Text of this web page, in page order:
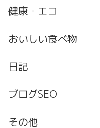
健康・エコ
おいしい食べ物
日記
ブログSEO
その他